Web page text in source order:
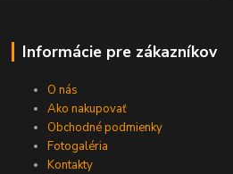
Informácie pre zákazníkov
O nás
Ako nakupovať
Obchodné podmienky
Fotogaléria
Kontakty